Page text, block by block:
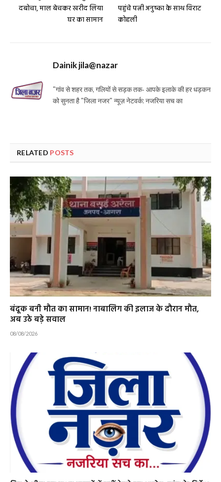
दबोचा, माल बेचकर खरीद लिया
घर का सामान
पहुंचे पत्नी अनुष्का के साथ विराट
कोहली
Dainik jila@nazar
"गांव से शहर तक, गलियों से सड़क तक- आपके इलाके की हर धड़कन
को सुनता है "जिला नजर" न्यूज़ नेटवर्क: नजरिया सच का
RELATED POSTS
बंदूक बनी मौत का सामान! नाबालिग की इलाज के दौरान मौत,
अब उठे बड़े सवाल
08/08/2026